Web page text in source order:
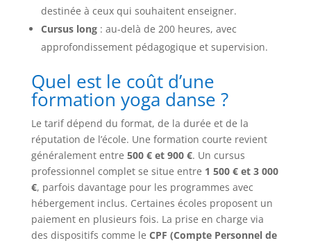
destinée à ceux qui souhaitent enseigner.
Cursus long: au-delà de 200 heures, avec
approfondissement pédagogique et supervision.
Quel est le coût d’une
formation yoga danse ?
Le tarif dépend du format, de la durée et de la
réputation de l’école. Une formation courte revient
généralement entre 500 € et 900 €. Un cursus
professionnel complet se situe entre 1 500 € et 3 000
€, parfois davantage pour les programmes avec
hébergement inclus. Certaines écoles proposent un
paiement en plusieurs fois. La prise en charge via
des dispositifs comme le CPF (Compte Personnel de